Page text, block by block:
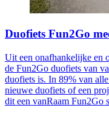
Duofiets Fun2Go
Uit een onafhankelijke en
de Fun2Go duofiets van
duofiets is. In 89% van
nieuwe duofiets of een
dit een vanRaam Fun2Go